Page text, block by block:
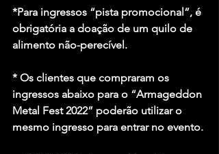
*Para ingressos “pista promocional”, é
obrigatória a doação de um quilo de
alimento não-perecível.
* Os clientes que compraram os
ingressos abaixo para o “Armageddon
Metal Fest 2022” poderão utilizar o
mesmo ingresso para entrar no evento.